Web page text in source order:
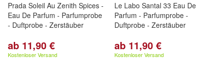
Prada Soleil Au Zenith Spices -
Eau De Parfum - Parfumprobe
- Duftprobe - Zerstäuber
ab 11,90 €
Kostenloser Versand
Le Labo Santal 33 Eau De
Parfum - Parfumprobe -
Duftprobe - Zerstäuber
ab 11,90 €
Kostenloser Versand